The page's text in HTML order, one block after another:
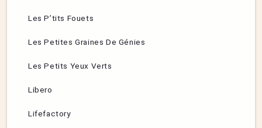
Les P’tits Fouets
Les Petites Graines De Génies
Les Petits Yeux Verts
Libero
Lifefactory